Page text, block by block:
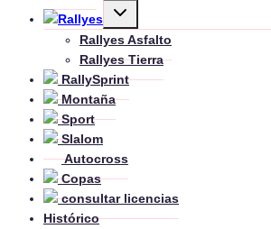
Rallyes
Alternar
menú
hijo
Rallyes Asfalto
Rallyes Tierra
RallySprint
Montaña
Sport
Slalom
Autocross
Copas
consultar licencias
Histórico